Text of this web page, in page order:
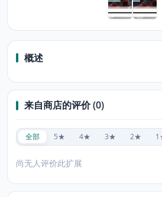
概述
来自商店的评价 (0)
全部 5★ 4★ 3★ 2★
尚无人评价此扩展